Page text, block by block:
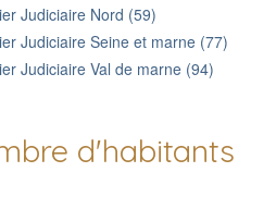
Judiciaire Nord (59)
Judiciaire Seine et marne (77)
Judiciaire Val de marne (94)
d'habitants